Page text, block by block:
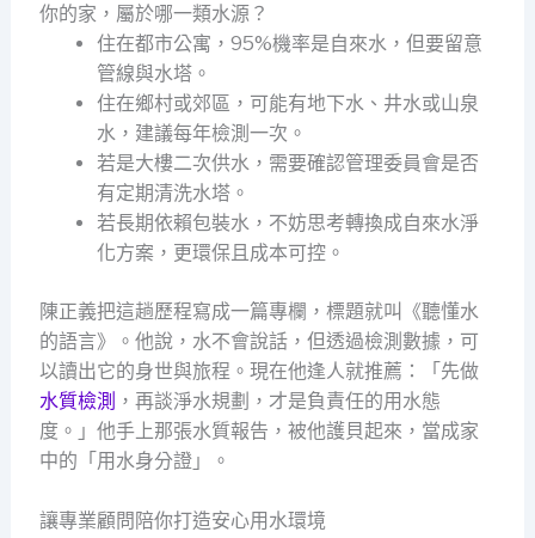
你的家，屬於哪一類水源？
住在都市公寓，95%機率是自來水，但要留意
管線與水塔。
住在鄉村或郊區，可能有地下水、井水或山泉
水，建議每年檢測一次。
若是大樓二次供水，需要確認管理委員會是否
有定期清洗水塔。
若長期依賴包裝水，不妨思考轉換成自來水淨
化方案，更環保且成本可控。
陳正義把這趟歷程寫成一篇專欄，標題就叫《聽懂水
的語言》。他說，水不會說話，但透過檢測數據，可
以讀出它的身世與旅程。現在他逢人就推薦：「先做
水質檢測 ，再談淨水規劃，才是負責任的用水態
度。」他手上那張水質報告，被他護貝起來，當成家
中的「用水身分證」。
讓專業顧問陪你打造安心用水環境